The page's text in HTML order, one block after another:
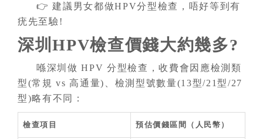
👉 建議男女都做HPV分型檢查，唔好等到有
疣先至驗!
深圳HPV檢查價錢大約幾多?
喺深圳做 HPV 分型檢查，收費會因應檢測類
型(常規 vs 高通量)、檢測型號數量(13型/21型/27
型)略有不同：
檢查項目 預估價錢區間（人民幣）